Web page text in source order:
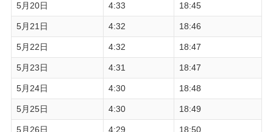
5月20日 4:33 18:45
5月21日 4:32 18:46
5月22日 4:32 18:47
5月23日 4:31 18:47
5月24日 4:30 18:48
5月25日 4:30 18:49
5月26日 4:29 18:50